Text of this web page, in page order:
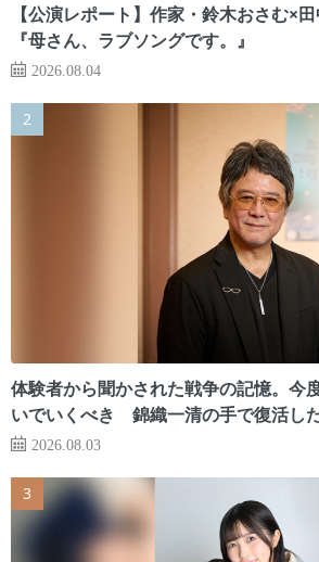
【公演レポート】作家・鈴木おさむ×
『母さん、ラブソングです。』
2026.08.04
体験者から聞かされた戦争の記憶。今
いでいくべき 錦織一清の手で復活し
2026.08.03